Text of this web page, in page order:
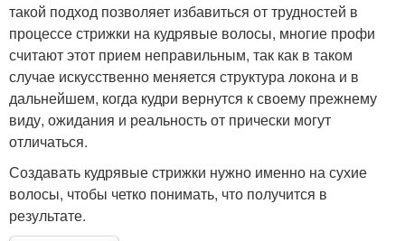
такой подход позволяет избавиться от трудностей в
процессе стрижки на кудрявые волосы, многие профи
считают этот прием неправильным, так как в таком
случае искусственно меняется структура локона и в
дальнейшем, когда кудри вернутся к своему прежнему
виду, ожидания и реальность от прически могут
отличаться.
Создавать кудрявые стрижки нужно именно на сухие
волосы, чтобы четко понимать, что получится в
результате.